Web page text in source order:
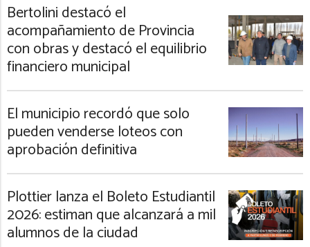
Bertolini destacó el
acompañamiento de Provincia
con obras y destacó el equilibrio
financiero municipal
El municipio recordó que solo
pueden venderse loteos con
aprobación definitiva
Plottier lanza el Boleto Estudiantil
2026: estiman que alcanzará a mil
alumnos de la ciudad